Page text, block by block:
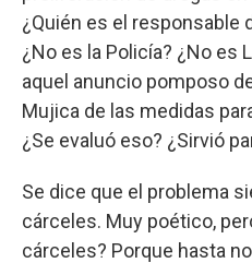
¿Quién es el responsable
¿No es la Policía? ¿No es
aquel anuncio pomposo
Mujica de las medidas
¿Se evaluó eso? ¿Sirvió
Se dice que el problema
cárceles. Muy poético,
cárceles? Porque hasta